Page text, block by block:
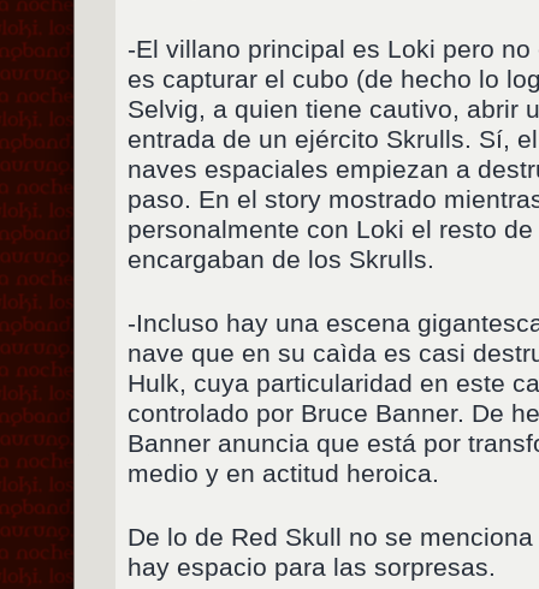
-El villano principal es Loki pero
es capturar el cubo (de hecho lo
Selvig, a quien tiene cautivo, abrir
entrada de un ejército Skrulls. Sí,
naves espaciales empiezan a
paso. En el story mostrado
personalmente con Loki el resto
encargaban de los Skrulls.
-Incluso hay una escena
nave que en su caìda es casi
Hulk, cuya particularidad en este
controlado por Bruce Banner. De
Banner anuncia que está por
medio y en actitud heroica.
De lo de Red Skull no se
hay espacio para las sorpresas.